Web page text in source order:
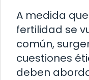
A medida
fertilidad se
común,
cuestiones
deben